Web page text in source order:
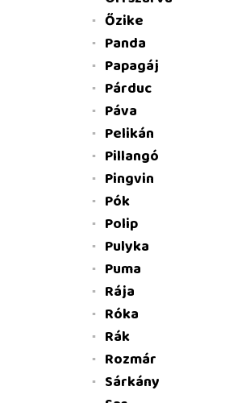
Őzike
Panda
Papagáj
Párduc
Páva
Pelikán
Pillangó
Pingvin
Pók
Polip
Pulyka
Puma
Rája
Róka
Rák
Rozmár
Sárkány